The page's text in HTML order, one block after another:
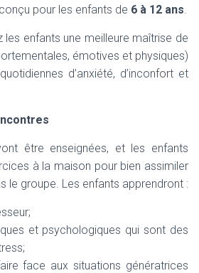
pour les enfants de 6 à 12 ans.
les enfants une meilleure maîtrise de
émotives et physiques)
d’anxiété, d’inconfort et
être enseignées, et les enfants
à la maison pour bien assimiler
le groupe. Les enfants apprendront :
et psychologiques qui sont des
face aux situations génératrices